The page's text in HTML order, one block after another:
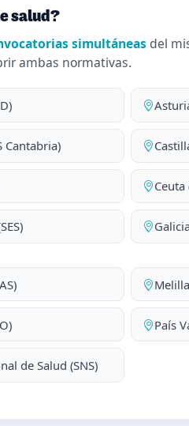
salud?
simultáneas del
ambas normativas.
Cantabria)
Ceuta
País
de Salud (SNS)